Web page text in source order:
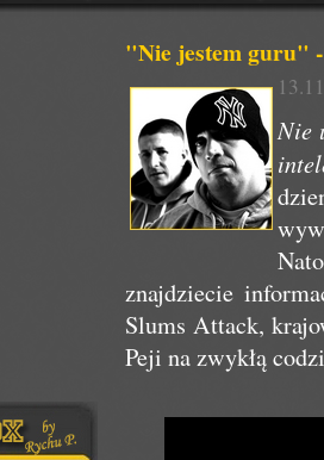
"Nie jestem guru"
Nie
znajdziecie
Slums Attack,
Peji na zwykłą